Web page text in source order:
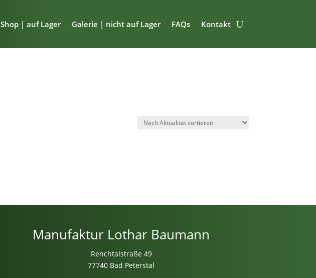
Shop | auf Lager Galerie | nicht auf Lager FAQs Kontakt
Manufaktur Lothar Baumann
Renchtalstraße 49
77740 Bad Peterstal